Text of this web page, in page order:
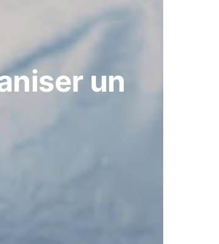
un